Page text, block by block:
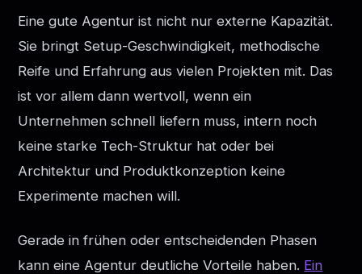
Eine gute Agentur ist nicht nur externe Kapazität.
Sie bringt Setup-Geschwindigkeit, methodische
Reife und Erfahrung aus vielen Projekten mit. Das
ist vor allem dann wertvoll, wenn ein
Unternehmen schnell liefern muss, intern noch
keine starke Tech-Struktur hat oder bei
Architektur und Produktkonzeption keine
Experimente machen will.
Gerade in frühen oder entscheidenden Phasen
kann eine Agentur deutliche Vorteile haben. Ein